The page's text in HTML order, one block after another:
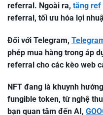
referral. Ngoài ra, tăng ref
referral, tối ưu hóa lợi
Đối với Telegram,
phép mua hàng trong áp
referral cho các kèo web
NFT đang là khuynh
fungible token, từ nghệ
bạn quan tâm đến AI,